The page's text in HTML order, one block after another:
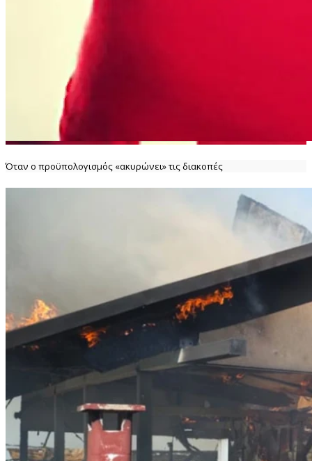
Όταν ο προϋπολογισμός «ακυρώνει» τις διακοπές